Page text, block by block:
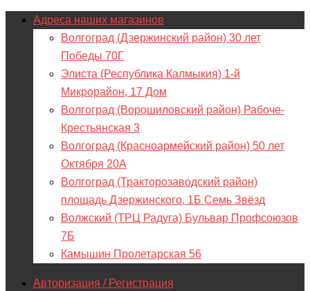
Адреса наших магазинов
Волгоград (Дзержинский район) 30 лет
Победы 70Г
Элиста (Республика Калмыкия) 1-й
Микрорайон, 17 Дом
Волгоград (Ворошиловский район) Рабоче-
Крестьянская 3
Волгоград (Красноармейский район) 50 лет
Октября 20А
Волгоград (Тракторозаводский район)
площадь Дзержинского, 1Б Семь Звёзд
Волжский (ТРЦ Радуга) Бульвар Профсоюзов
7Б
Камышин Пролетарская 56
Авторизация / Регистрация